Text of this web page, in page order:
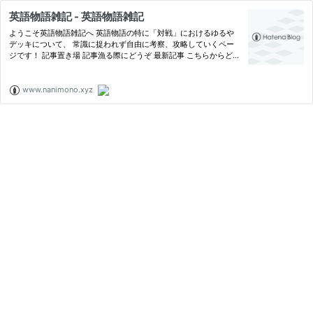
英語物語雑記 - 英語物語雑記
ようこそ英語物語雑記へ 英語物語の特に「対戦」におけるゆるや
デッキについて、 常識に捉われず自由に考察、攻略していくペー
ジです！ 記事置き場 記事漁る際にどうぞ 最新記事 こちらからどう
i… www.nanimono.xyz